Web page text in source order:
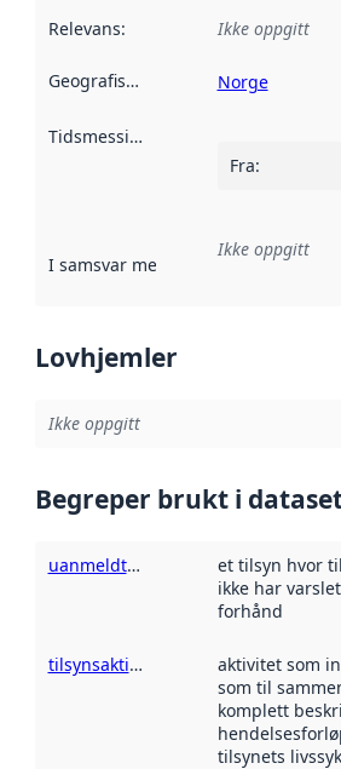
Relevans: Ikke oppgitt
Geografisk avgrensning :
Norge
Tidsmessig avgrensning
Fra:
I samsvar med Referanse til en
Ikke oppgitt
Lovhjemler
Ikke oppgitt
Begreper brukt i
uanmeldt tilsyn
et tilsyn hvor
ikke har
forhånd
tilsynsaktivitet
aktivitet som
som til
komplett
tilsynets